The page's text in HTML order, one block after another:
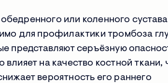
или коленного сустава
для профилактики тромбоза
представляют серъёзную
на качество костной ткани,
вероятность его раннего